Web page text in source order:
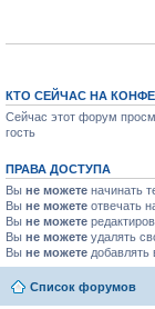
КТО СЕЙЧАС НА
Сейчас этот форум
гость
ПРАВА ДОСТУПА
Вы не можете начинать
Вы не можете отвечать
Вы не можете
Вы не можете удалять
Вы не можете добавлять
Список форумов